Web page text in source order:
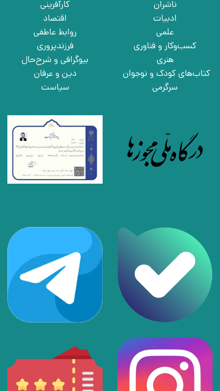
ناشران
ادبیات
علمی
کسب‌وکار و فناوری
هنری
کتاب‌های کودک و نوجوان
سرگرمی
کارآفرینی
اقتصاد
روابط عاطفی
فرزندپروری
بیوگرافی و شرح‌حال
دین و عرفان
سیاست